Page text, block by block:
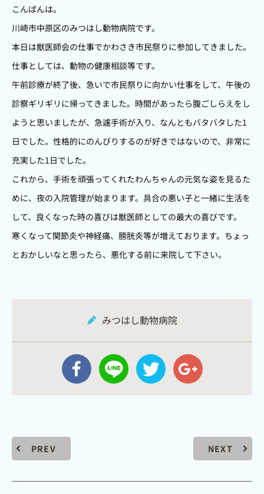
こんばんは。
川崎市中原区のみつはし動物病院です。
本日は獣医師会の仕事でかわさき市民祭りに参加してきました。
仕事としては、動物の健康相談等です。
午前診療が終了後、急いで市民祭りに向かい仕事をして、午後の
診察ギリギリに帰ってきました。時間があったら腹ごしらえをし
ようと思いましたが、急遽手術が入り、なんともバタバタした1
日でした。性格的にのんびりするのが好きではないので、非常に
充実した1日でした。
これから、手術を頑張ってくれたわんちゃんの元気な姿を見るた
めに、夜の入院管理が始まります。具合の悪い子と一緒に生活を
して、良くなった時の喜びは獣医師としての最大の喜びです。
寒くなって関節炎や神経痛、膀胱炎等が増えております。ちょっ
とおかしいなと思ったら、悪化する前に来院して下さい。
みつはし動物病院
PREV NEXT